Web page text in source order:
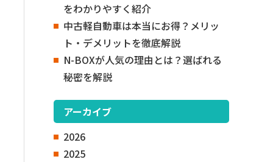
をわかりやすく紹介
中古軽自動車は本当にお得？メリッ
ト・デメリットを徹底解説
N-BOXが人気の理由とは？選ばれる
秘密を解説
アーカイブ
2026
2025